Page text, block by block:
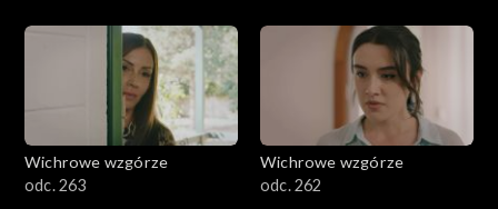
Wichrowe wzgórze
odc. 263
Wichrowe wzgórze
odc. 262